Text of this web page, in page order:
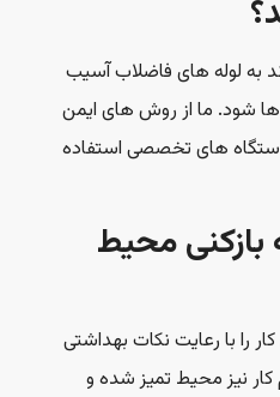
به لوله های فاضلاب آسیب
شود. ما از روش های ایمن
دستگاه های تخصصی استفاده
بازکنی محیط
را با رعایت نکات بهداشتی
نیز محیط تمیز شده و